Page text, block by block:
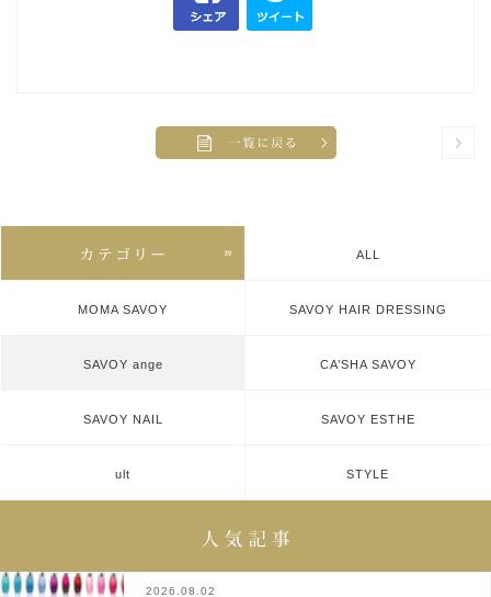
ALL
MOMA SAVOY SAVOY HAIR DRESSING
SAVOY ange CA’SHA SAVOY
SAVOY NAIL SAVOY ESTHE
ult STYLE
2026.08.02